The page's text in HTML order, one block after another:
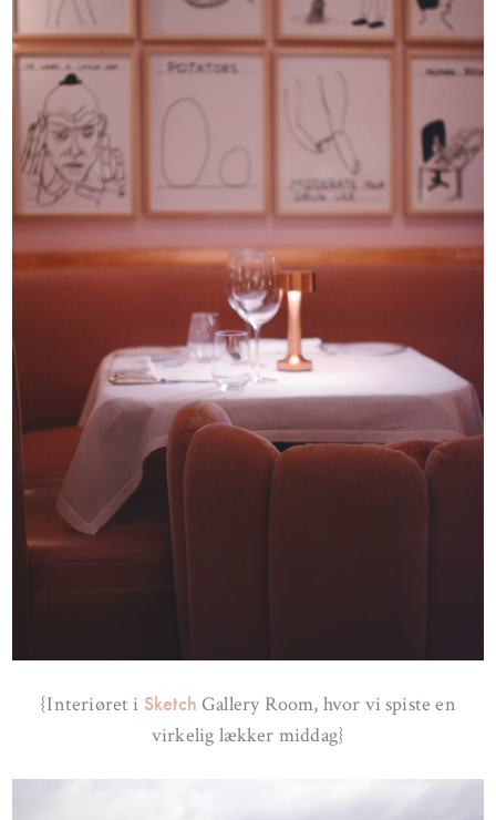
{Interiøret i Sketch Gallery Room, hvor vi spiste en
virkelig lækker middag}